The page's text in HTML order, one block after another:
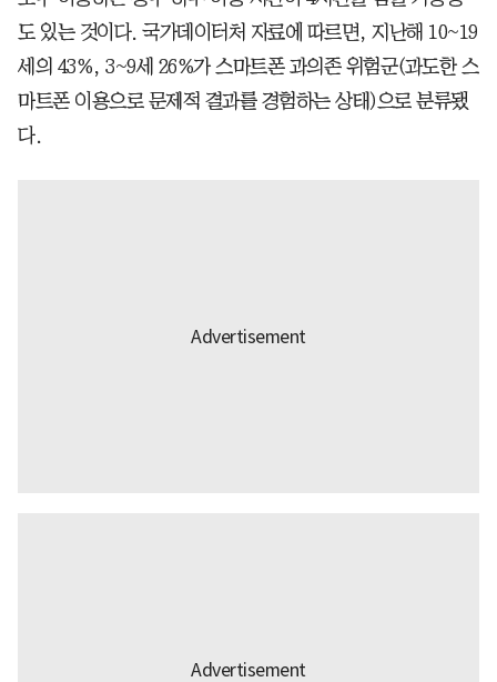
도 있는 것이다. 국가데이터처 자료에 따르면, 지난해 10~19
세의 43%, 3~9세 26%가 스마트폰 과의존 위험군(과도한 스
마트폰 이용으로 문제적 결과를 경험하는 상태)으로 분류됐
다.